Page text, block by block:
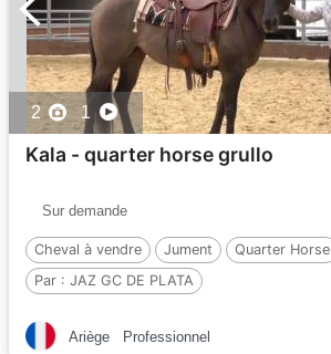
2 1
Kala - quarter horse grullo
Sur demande
Cheval à vendre Jument Quarter Horse
Par : JAZ GC DE PLATA
Ariège Professionnel